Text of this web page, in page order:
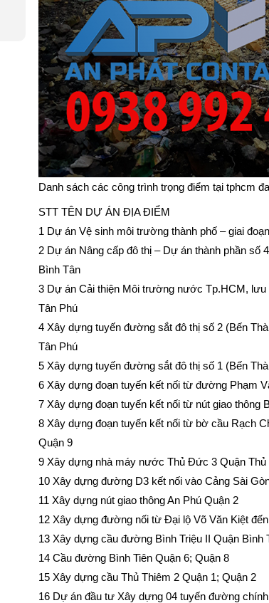
Danh sách các công trình trọng điểm tại tphcm
STT TÊN DỰ ÁN ĐỊA ĐIỂM
1 Dự án Vệ sinh môi trường thành phố – giai
2 Dự án Nâng cấp đô thị – Dự án thành phần số
Bình Tân
3 Dự án Cải thiện Môi trường nước Tp.HCM, lưu
Tân Phú
4 Xây dựng tuyến đường sắt đô thị số 2 (Bến
Tân Phú
5 Xây dựng tuyến đường sắt đô thị số 1 (Bến
6 Xây dựng đoạn tuyến kết nối từ đường Phạm
7 Xây dựng đoạn tuyến kết nối từ nút giao
8 Xây dựng đoạn tuyến kết nối từ bờ cầu Rạch
Quận 9
9 Xây dựng nhà máy nước Thủ Đức 3 Quận
10 Xây dựng đường D3 kết nối vào Cảng Sài
11 Xây dựng nút giao thông An Phú Quận 2
12 Xây dựng đường nối từ Đại lộ Võ Văn Kiệt
13 Xây dựng cầu đường Bình Triệu II Quận Bình
14 Cầu đường Bình Tiên Quận 6; Quận 8
15 Xây dựng cầu Thủ Thiêm 2 Quận 1; Quận 2
16 Dự án đầu tư Xây dựng 04 tuyến đường